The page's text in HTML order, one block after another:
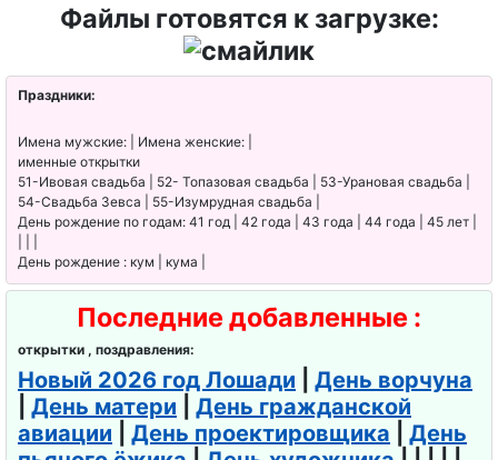
Файлы готовятся к загрузке:
Праздники:
Имена мужские: | Имена женские: |
именные открытки
51-Ивовая свадьба | 52- Топазовая свадьба | 53-Урановая свадьба |
54-Свадьба Зевса | 55-Изумрудная свадьба |
День рождение по годам: 41 год | 42 года | 43 года | 44 года | 45 лет |
День рождение : кум | кума |
Последние добавленные :
открытки , поздравления:
Новый 2026 год Лошади
День ворчуна
День матери
День гражданской
авиации
День проектировщика
День